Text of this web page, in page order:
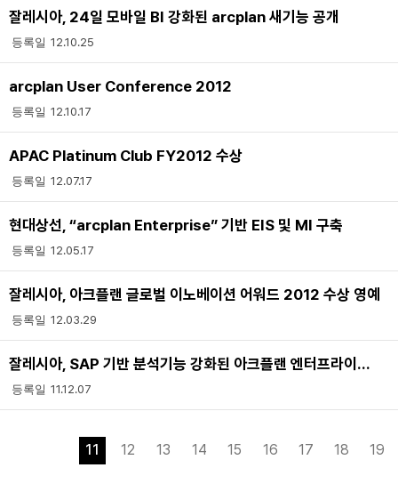
잘레시아, 24일 모바일 BI 강화된 arcplan 새기능 공개
12.10.25
arcplan User Conference 2012
12.10.17
APAC Platinum Club FY2012 수상
12.07.17
현대상선, “arcplan Enterprise” 기반 EIS 및 MI 구축
12.05.17
잘레시아, 아크플랜 글로벌 이노베이션 어워드 2012 수상 영예
12.03.29
잘레시아, SAP 기반 분석기능 강화된 아크플랜 엔터프라이즈 7.0 출시
11.12.07
11 12 13 14 15 16 17 18 19